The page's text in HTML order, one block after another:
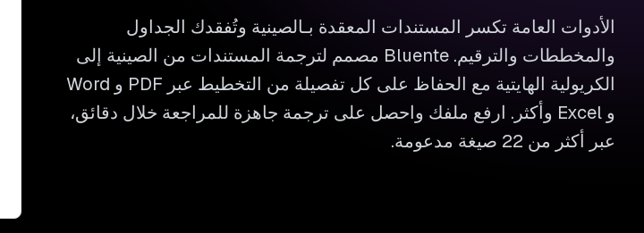
الأدوات العامة تكسر المستندات المعقدة بـالصينية وتُفقدك الجداول
والمخططات والترقيم. Bluente مصمم لترجمة المستندات من الصينية إلى
الكريولية الهايتية مع الحفاظ على كل تفصيلة من التخطيط عبر PDF و Word
و Excel وأكثر. ارفع ملفك واحصل على ترجمة جاهزة للمراجعة خلال دقائق،
عبر أكثر من 22 صيغة مدعومة.